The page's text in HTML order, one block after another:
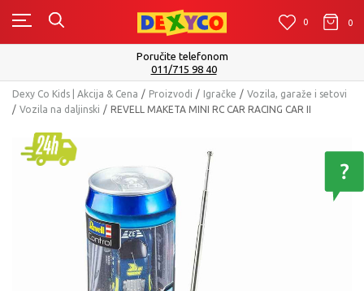
0 0 0
Isporuku možete očekivati u roku od 2 do 4 radna
Pogledaj više
Dexy Co Kids | Akcija & Cena Proizvodi Igračke
Vozila, garaže i setovi
Vozila na daljinski
REVELL MAKETA MINI RC CAR RACING CAR II